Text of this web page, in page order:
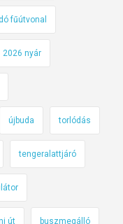
fűútvonal
2026 nyár
újbuda torlódás
tengeralattjáró
út buszmegálló